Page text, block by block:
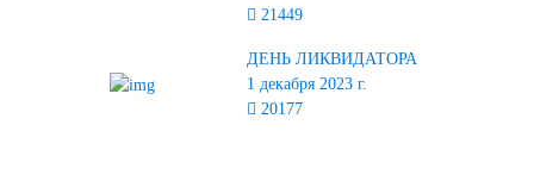
21449
ДЕНЬ ЛИКВИДАТОРА
1 декабря 2023 г.
20177